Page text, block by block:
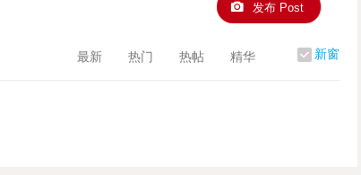
发布 Post
新窗
最新 热门 热帖 精华